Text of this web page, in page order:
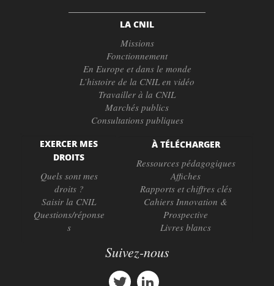
LA CNIL
Missions
Fonctionnement
En Europe et dans le monde
L’histoire de la CNIL en vidéo
Travailler à la CNIL
Marchés publics
Consultations publiques
EXERCER MES
DROITS
Quels sont mes
droits ?
Saisir la CNIL
Questions/réponse
s
À TÉLÉCHARGER
Ressources pédagogiques
Affiches
Rapports et chiffres clés
Cahiers Innovation &
Prospective
Livres blancs
Suivez-nous